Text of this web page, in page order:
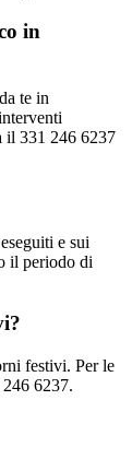
in
te in
il 331 246 6237
e sui
il periodo di
festivi. Per le
6237.